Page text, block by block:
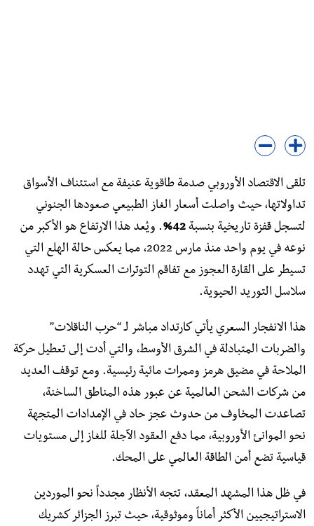
تلقى الاقتصاد الأوروبي صدمة طاقوية عنيفة مع استئناف الأسواق
تداولاتها، حيث واصلت أسعار الغاز الطبيعي صعودها الجنوني
لتسجل قفزة تاريخية بنسبة42%
. ويُعد هذا الارتفاع هو الأكبر من
نوعه في يوم واحد منذ مارس 2022، مما يعكس حالة الهلع التي
تسيطر على القارة العجوز مع تفاقم التوترات العسكرية التي تهدد
سلاسل التوريد الحيوية.
​هذا الانفجار السعري يأتي كارتداد مباشر لـ “حرب الناقلات”
والضربات المتبادلة في الشرق الأوسط، والتي أدت إلى تعطيل حركة
الملاحة في مضيق هرمز وممرات مائية رئيسية. ومع توقف العديد
من شركات الشحن العالمية عن عبور هذه المناطق الساخنة،
تصاعدت المخاوف من حدوث عجز حاد في الإمدادات المتجهة
نحو الموانئ الأوروبية، مما دفع العقود الآجلة للغاز إلى مستويات
قياسية تضع أمن الطاقة العالمي على المحك.
​في ظل هذا المشهد المعقد، تتجه الأنظار مجدداً نحو الموردين
الاستراتيجيين الأكثر أماناً وموثوقية، حيث تبرز الجزائر كشريك